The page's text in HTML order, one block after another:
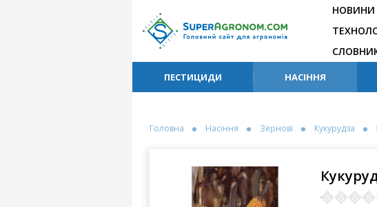
НОВИНИ
ПЕСТИЦИДИ НАСІННЯ
Головна Насіння Зернові Кукурудза